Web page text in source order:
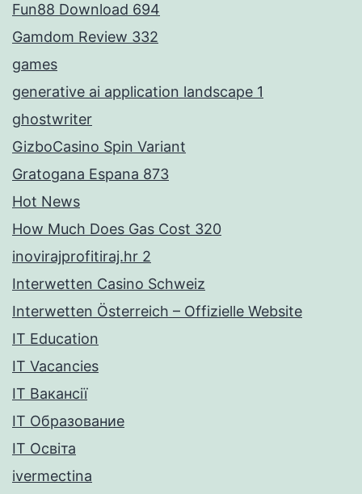
Fun88 Download 694
Gamdom Review 332
games
generative ai application landscape 1
ghostwriter
GizboCasino Spin Variant
Gratogana Espana 873
Hot News
How Much Does Gas Cost 320
inovirajprofitiraj.hr 2
Interwetten Casino Schweiz
Interwetten Österreich – Offizielle Website
IT Education
IT Vacancies
IT Вакансії
IT Образование
IT Освіта
ivermectina